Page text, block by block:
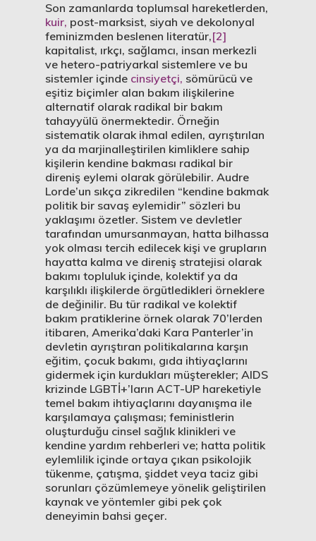
Son zamanlarda toplumsal hareketlerden,
kuir, post-marksist, siyah ve dekolonyal
feminizmden beslenen literatür,[2]
kapitalist, ırkçı, sağlamcı, insan merkezli
ve hetero-patriyarkal sistemlere ve bu
sistemler içinde cinsiyetçi, sömürücü ve
eşitiz biçimler alan bakım ilişkilerine
alternatif olarak radikal bir bakım
tahayyülü önermektedir. Örneğin
sistematik olarak ihmal edilen, ayrıştırılan
ya da marjinalleştirilen kimliklere sahip
kişilerin kendine bakması radikal bir
direniş eylemi olarak görülebilir. Audre
Lorde’un sıkça zikredilen “kendine bakmak
politik bir savaş eylemidir” sözleri bu
yaklaşımı özetler. Sistem ve devletler
tarafından umursanmayan, hatta bilhassa
yok olması tercih edilecek kişi ve grupların
hayatta kalma ve direniş stratejisi olarak
bakımı topluluk içinde, kolektif ya da
karşılıklı ilişkilerde örgütledikleri örneklere
de değinilir. Bu tür radikal ve kolektif
bakım pratiklerine örnek olarak 70’lerden
itibaren, Amerika’daki Kara Panterler’in
devletin ayrıştıran politikalarına karşın
eğitim, çocuk bakımı, gıda ihtiyaçlarını
gidermek için kurdukları müşterekler; AIDS
krizinde LGBTİ+’ların ACT-UP hareketiyle
temel bakım ihtiyaçlarını dayanışma ile
karşılamaya çalışması; feministlerin
oluşturduğu cinsel sağlık klinikleri ve
kendine yardım rehberleri ve; hatta politik
eylemlilik içinde ortaya çıkan psikolojik
tükenme, çatışma, şiddet veya taciz gibi
sorunları çözümlemeye yönelik geliştirilen
kaynak ve yöntemler gibi pek çok
deneyimin bahsi geçer.